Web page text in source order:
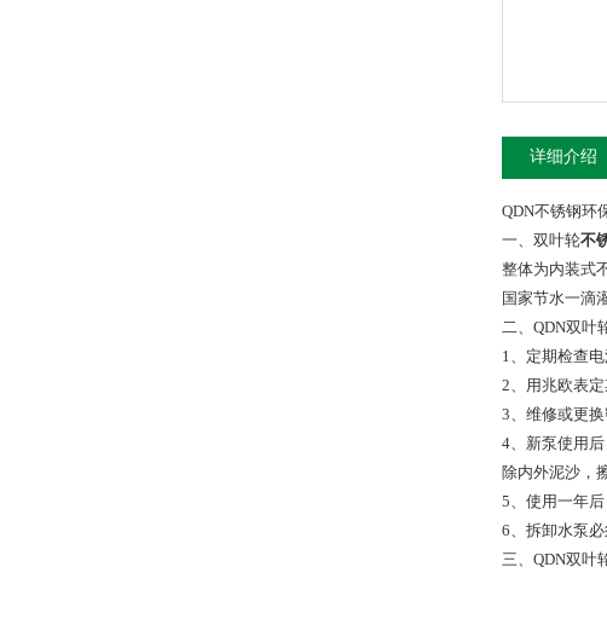
详细介绍
QDN不锈钢环
一、双叶轮不
整体为内装式
国家节水一滴
二、QDN双叶
1、定期检查
2、用兆欧表
3、维修或更
4、新泵使用
除内外泥沙，
5、使用一年
6、拆卸水泵
三、QDN双叶